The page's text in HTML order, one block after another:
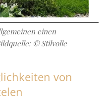
einen
© Stilvolle
von